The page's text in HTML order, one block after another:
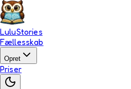
LuluStories
Fællesskab
Opret
Priser